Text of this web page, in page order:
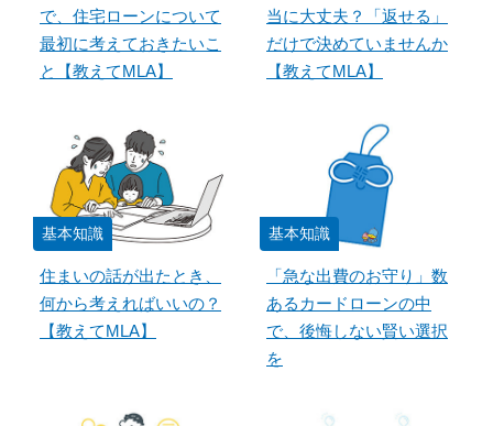
で、住宅ローンについて
最初に考えておきたいこ
と【教えてMLA】
当に大丈夫？「返せる」
だけで決めていませんか
【教えてMLA】
基本知識
住まいの話が出たとき、
何から考えればいいの？
【教えてMLA】
基本知識
「急な出費のお守り」数
あるカードローンの中
で、後悔しない賢い選択
を